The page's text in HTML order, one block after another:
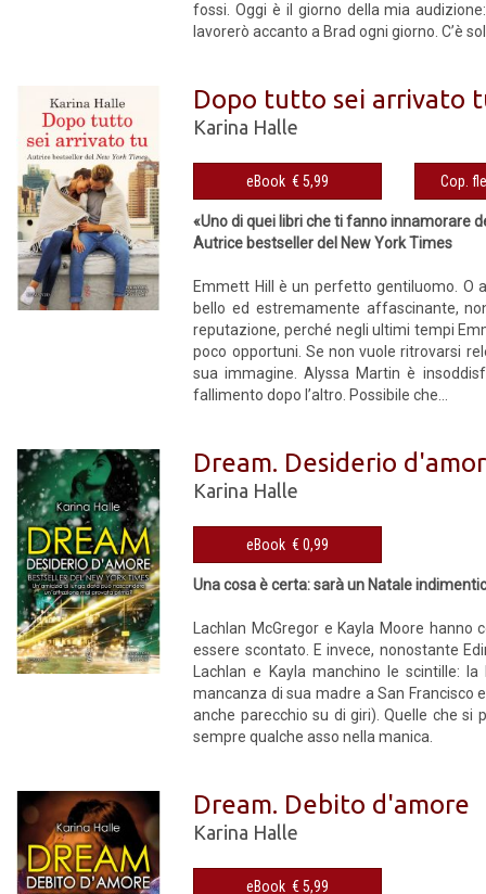
fossi. Oggi è il giorno della mia
lavorerò accanto a Brad ogni giorno. C’è
Dopo tutto sei arrivato
Karina Halle
eBook € 5,99
«Uno di quei libri che ti fanno innamorare
Autrice bestseller del New York Times
Emmett Hill è un perfetto gentiluomo. O
bello ed estremamente affascinante,
reputazione, perché negli ultimi tempi
poco opportuni. Se non vuole ritrovarsi
sua immagine. Alyssa Martin è
fallimento dopo l’altro. Possibile che...
Dream. Desiderio
Karina Halle
eBook € 0,99
Una cosa è certa: sarà un Natale
Lachlan McGregor e Kayla Moore
essere scontato. E invece, nonostante
Lachlan e Kayla manchino le scintille:
mancanza di sua madre a San Francisco
anche parecchio su di giri). Quelle che
sempre qualche asso nella manica.
Dream. Debito d'amore
Karina Halle
eBook € 5,99